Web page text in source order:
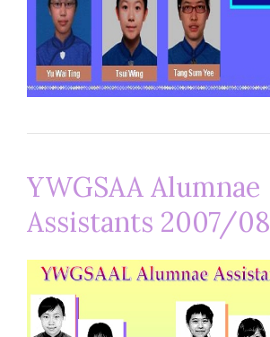
YWGSAA Alumnae
Assistants 2007/08